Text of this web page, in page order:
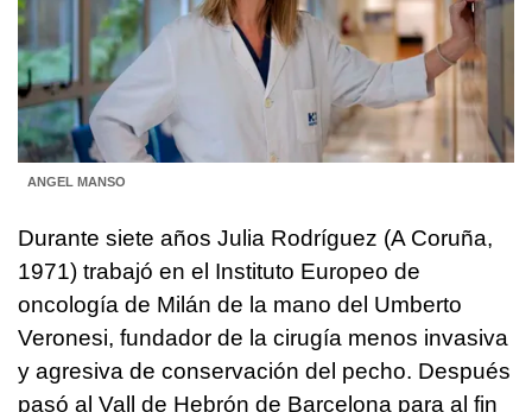
ANGEL MANSO
Durante siete años Julia Rodríguez (A Coruña,
1971) trabajó en el Instituto Europeo de
oncología de Milán de la mano del Umberto
Veronesi, fundador de la cirugía menos invasiva
y agresiva de conservación del pecho. Después
pasó al Vall de Hebrón de Barcelona para al fin